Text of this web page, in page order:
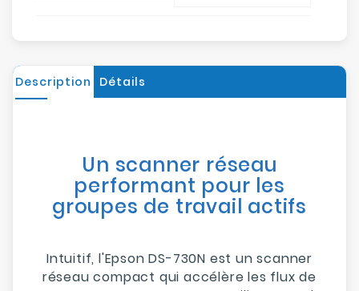
Description Détails
Un scanner réseau
performant pour les
groupes de travail actifs
Intuitif, l'Epson DS-730N est un scanner
réseau compact qui accélère les flux de